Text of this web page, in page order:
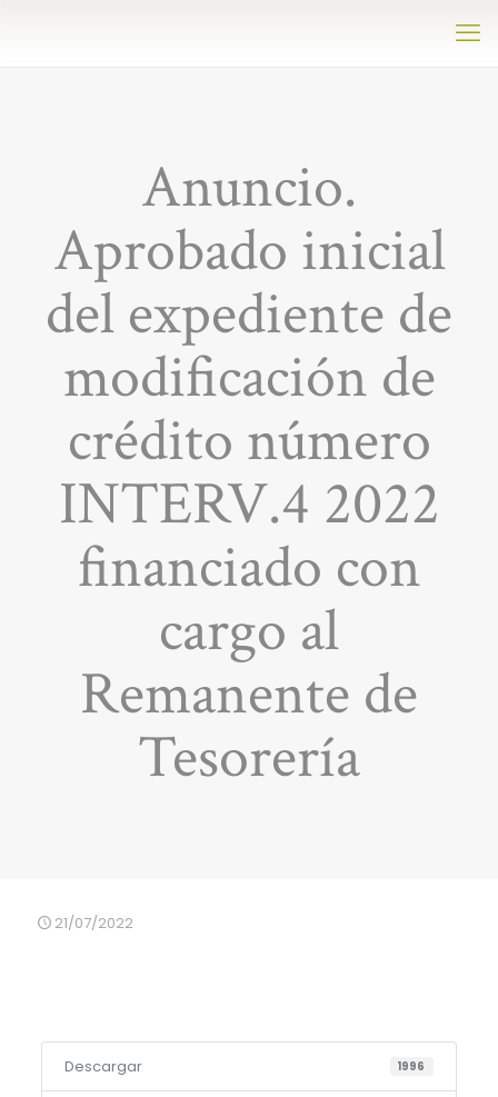
Anuncio.
Aprobado inicial
del expediente de
modificación de
crédito número
INTERV.4 2022
financiado con
cargo al
Remanente de
Tesorería
21/07/2022
Descargar 1996